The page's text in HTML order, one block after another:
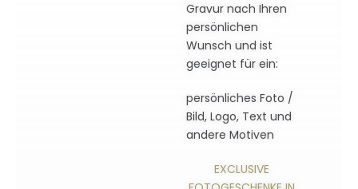
Gravur nach Ihren
persönlichen
Wunsch und ist
geeignet für ein:
persönliches Foto /
Bild, Logo, Text und
andere Motiven
EXCLUSIVE